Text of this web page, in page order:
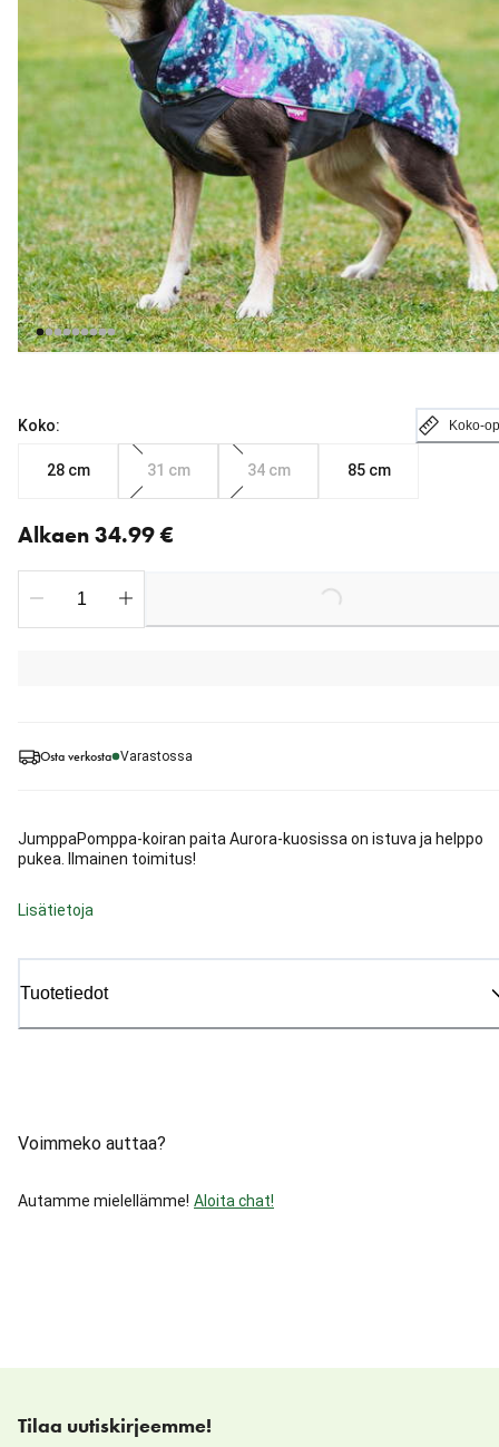
Osta verkosta Varastossa
JumppaPomppa-koiran paita Aurora-kuosissa on istuva ja helppo
pukea. Ilmainen toimitus!
Lisätietoja
Tuotetiedot
Voimmeko auttaa?
Autamme mielellämme! Aloita chat!
Koko: Koko-
28 cm 31 cm 34 cm 85 cm
Alkaen 34.99 €
Loading...
Tilaa uutiskirjeemme!